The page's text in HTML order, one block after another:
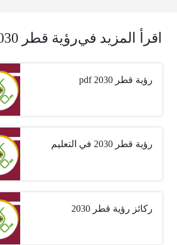
اقرأ المزيد فيرؤية قطر 2030
رؤية قطر 2030 pdf
رؤية قطر 2030 في التعليم
ركائز رؤية قطر 2030